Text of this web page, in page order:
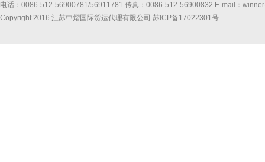
电话：0086-512-56900781/56911781 传真：0086-512-56900832 E-mail：
Copyright 2016 江苏中熠国际货运代理有限公司 苏ICP备17022301号